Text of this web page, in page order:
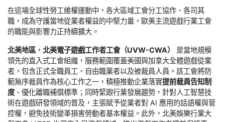
在這場全球性勞工維權運動中，各大區域工會分工協作、各司其
職，成為守護當地從業者權益的中堅力量，歐美主流遊戲行業工會
的職能與影響力正持續擴大。
北美地區， 北美電子遊戲工作者工會（UVW-CWA）
是當地規模
領先的直入式工會組織，服務範圍覆蓋美國與加拿大全體遊戲從業
者，包含正式全職員工、自由職業者以及被裁員人員。該工會將防
範無序裁員作為核心工作之一，積極推動企業落實提前裁員告知制
度、優化離職補償標準；同時緊跟行業發展趨勢，針對人工智慧技
術在遊戲研發領域的普及，主張賦予從業者對 AI 應用的話語權與管
控權，避免技術變革損害勞動者基本權益。此外，北美娛樂行業大